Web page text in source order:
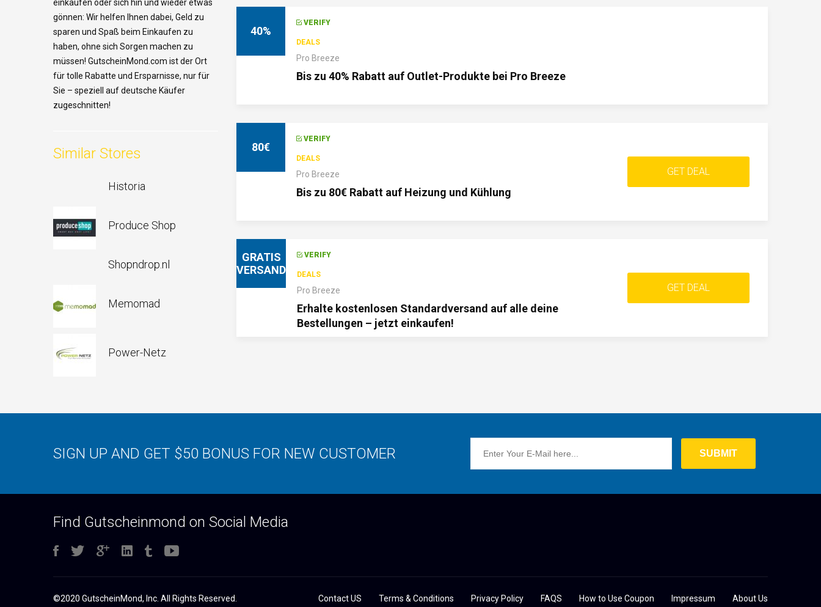
40%
VERIFY
DEALS
Pro Breeze
Bis zu 40% Rabatt auf Outlet-Produkte bei Pro Breeze
80€
VERIFY
DEALS
Pro Breeze
Bis zu 80€ Rabatt auf Heizung und Kühlung
GET DEAL
GRATIS
VERSAND
VERIFY
DEALS
Pro Breeze
Erhalte kostenlosen Standardversand auf alle deine
Bestellungen – jetzt einkaufen!
GET DEAL
einkaufen odersich hin und wiederetwas
gönnen: Wir helfen Ihnen dabei, Geld zu
sparen und Spaß beim Einkaufen zu
haben, ohne sich Sorgen machen zu
müssen! GutscheinMond.com istder Ort
fürtolle Rabatte und Ersparnisse, nurfür
Sie – speziell auf deutsche Käufer
zugeschnitten!
Similar Stores
Historia
Produce Shop
Shopndrop.nl
Memomad
Power-Netz
SIGN UP AND GET $50 BONUS FOR NEW CUSTOMER
Find Gutscheinmond on Social Media
©2020 GutscheinMond, Inc. All Rights Reserved. Contact US Terms & Conditions Privacy Policy FAQS How to Use Coupon Impressum About Us